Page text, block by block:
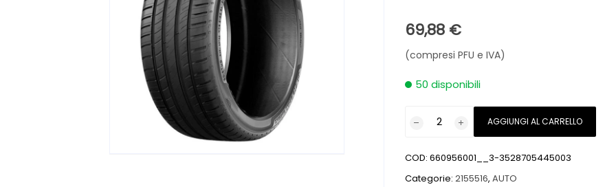
69,88 €
(compresi PFU e IVA)
50 disponibili
SUMMER
3
AGGIUNGI AL CARRELLO
COD: 660956001__3-3528705445003
Categorie: 2155516, AUTO